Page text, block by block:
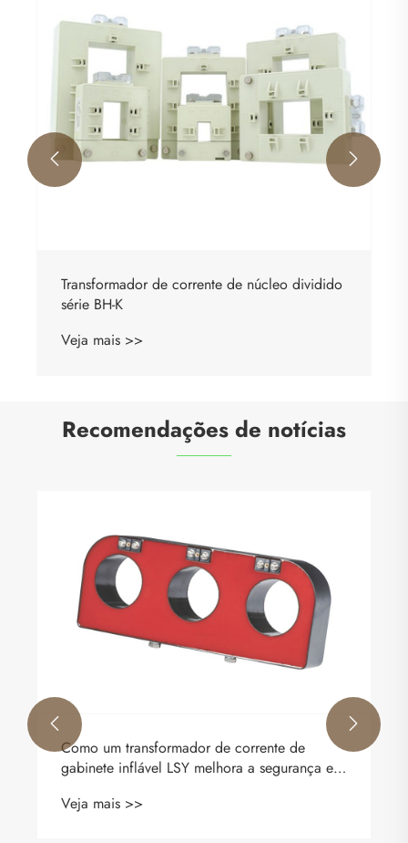
Transformador de corrente de núcleo dividido
série BH-K
Veja mais >>
 
Recomendações de notícias
Como um transformador de corrente de
gabinete inflável LSY melhora a segurança e a
Veja mais >>
 